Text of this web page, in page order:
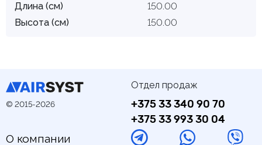
Длина (см)
150.00
Высота (см)
150.00
© 2015-2026
О компании
Отдел продаж
+375 33 340 90 70
+375 33 993 30 04